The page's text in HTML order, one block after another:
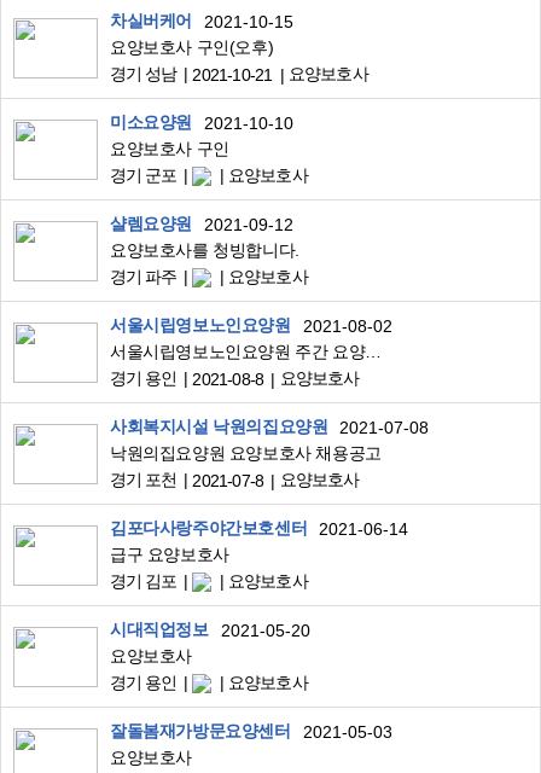
차실버케어
2021-10-15
요양보호사 구인(오후)
경기 성남
2021-10-21 요양보호사
미소요양원
2021-10-10
요양보호사 구인
경기 군포
요양보호사
샬렘요양원
2021-09-12
요양보호사를 청빙합니다.
경기 파주
요양보호사
서울시립영보노인요양원
2021-08-02
서울시립영보노인요양원 주간 요양보호사 모집
경기 용인
2021-08-8 요양보호사
사회복지시설 낙원의집요양원
2021-07-08
낙원의집요양원 요양보호사 채용공고
경기 포천
2021-07-8 요양보호사
김포다사랑주야간보호센터
2021-06-14
급구 요양보호사
경기 김포
요양보호사
시대직업정보
2021-05-20
요양보호사
경기 용인
요양보호사
잘돌봄재가방문요양센터
2021-05-03
요양보호사